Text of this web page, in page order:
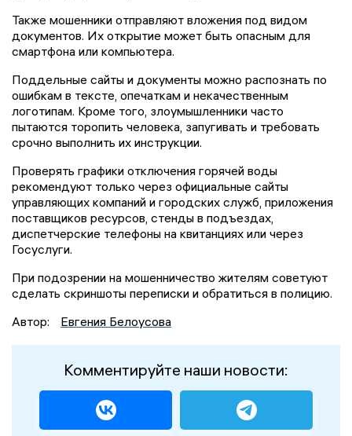
Также мошенники отправляют вложения под видом
документов. Их открытие может быть опасным для
смартфона или компьютера.
Поддельные сайты и документы можно распознать по
ошибкам в тексте, опечаткам и некачественным
логотипам. Кроме того, злоумышленники часто
пытаются торопить человека, запугивать и требовать
срочно выполнить их инструкции.
Проверять графики отключения горячей воды
рекомендуют только через официальные сайты
управляющих компаний и городских служб, приложения
поставщиков ресурсов, стенды в подъездах,
диспетчерские телефоны на квитанциях или через
Госуслуги.
При подозрении на мошенничество жителям советуют
сделать скриншоты переписки и обратиться в полицию.
Автор:
Евгения Белоусова
Комментируйте наши новости: